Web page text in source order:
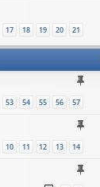
17 18 19 20 21
53 54 55 56 57
10 11 12 13 14